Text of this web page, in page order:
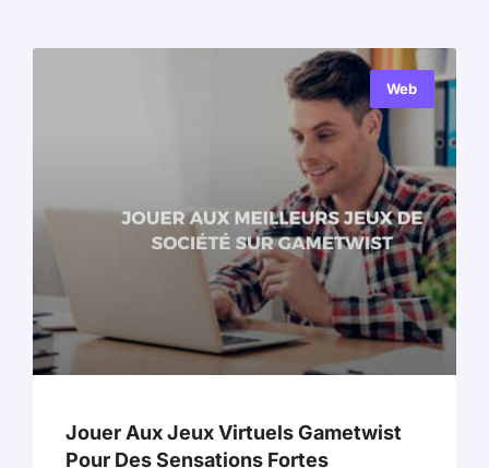
Web
Jouer Aux Jeux Virtuels Gametwist
Pour Des Sensations Fortes